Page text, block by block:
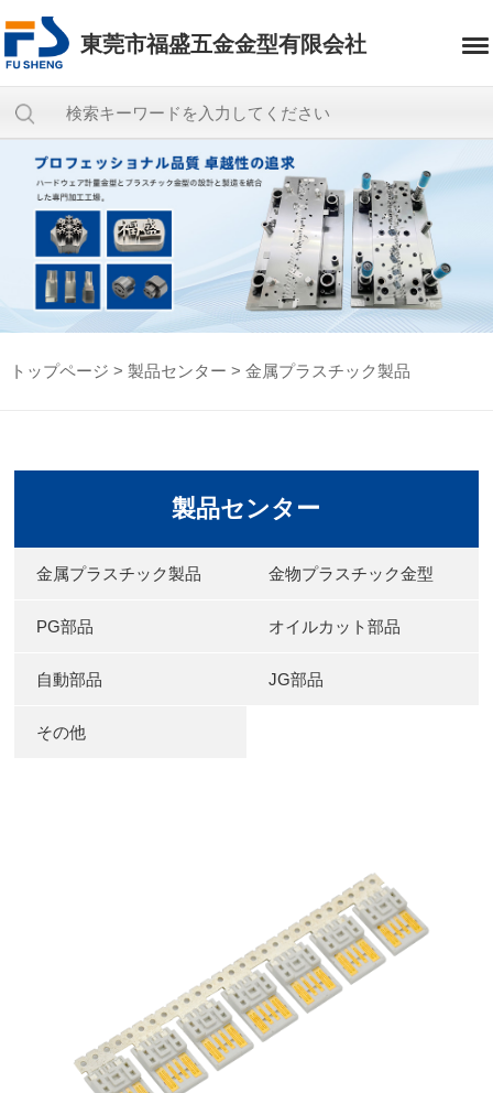
東莞市福盛五金金型有限会社
トップページ > 製品センター > 金属プラスチック製品
製品センター
金属プラスチック製品 金物プラスチック金型
PG部品 オイルカット部品
自動部品 JG部品
その他